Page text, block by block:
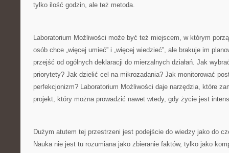
tylko ilość godzin, ale też metoda.
Laboratorium Możliwości może być też miejscem, w którym
osób chce „więcej umieć” i „więcej wiedzieć”, ale brakuje im
przejść od ogólnych deklaracji do mierzalnych działań. Jak
priorytety? Jak dzielić cel na mikrozadania? Jak monitorować
perfekcjonizm? Laboratorium Możliwości daje narzędzia, które
projekt, który można prowadzić nawet wtedy, gdy życie jest
Dużym atutem tej przestrzeni jest podejście do wiedzy jako do
Nauka nie jest tu rozumiana jako zbieranie faktów, tylko jako